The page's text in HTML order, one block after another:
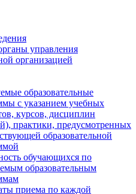
управления
организацией
образовательные
с указанием учебных
курсов, дисциплин
практики, предусмотренных
образовательной
обучающихся по
образовательным
приема по каждой